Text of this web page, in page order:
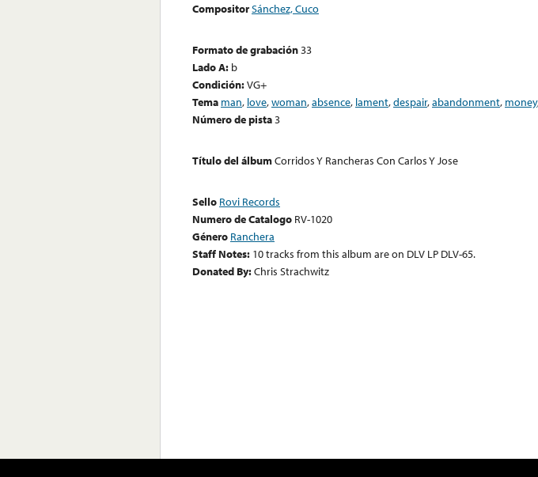
CompositorSánchez, Cuco
Formato de grabación33
Lado A: b
Condición:VG+
Tema man, love,woman,absence, lament,despair,abandonment, money
Número de pista3
Título del álbumCorridos Y Rancheras Con Carlos Y Jose
Sello Rovi Records
Numero de Catalogo RV-1020
Género Ranchera
Staff Notes: 10 tracks from this album are on DLV LP DLV-65.
Donated By:Chris Strachwitz